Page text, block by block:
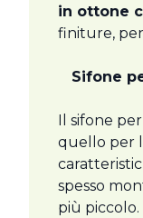
in ottone
finiture,
Sifone
Il sifone
quello per
spesso
più